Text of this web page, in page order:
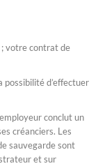
; votre contrat de
possibilité d’effectuer
conclut un
créanciers. Les
sauvegarde sont
et sur